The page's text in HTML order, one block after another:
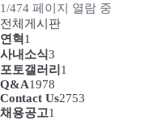
1/474 페이지 열람 중
전체게시판
연혁1
사내소식3
포토갤러리1
Q&A1978
Contact Us2753
채용공고1